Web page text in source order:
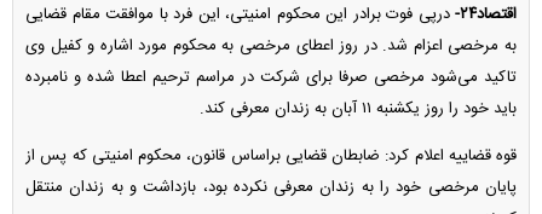
اقتصاد۲۴-
درپی فوت برادر این محکوم امنیتی، این فرد با موافقت مقام قضایی
به مرخصی اعزام شد. در روز اعطای مرخصی به محکوم مورد اشاره و کفیل وی
تاکید می‌شود مرخصی صرفا برای شرکت در مراسم ترحیم اعطا شده و نامبرده
باید خود را روز یکشنبه ۱۱ آبان به زندان معرفی کند.
قوه قضاییه اعلام کرد: ضابطان قضایی براساس قانون، محکوم امنیتی که پس از
پایان مرخصی خود را به زندان معرفی نکرده بود، بازداشت و به زندان منتقل